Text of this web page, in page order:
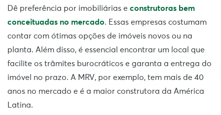
Dê preferência por imobiliárias e construtoras bem
conceituadas no mercado. Essas empresas costumam
contar com ótimas opções de imóveis novos ou na
planta. Além disso, é essencial encontrar um local que
facilite os trâmites burocráticos e garanta a entrega do
imóvel no prazo. A MRV, por exemplo, tem mais de 40
anos no mercado e é a maior construtora da América
Latina.